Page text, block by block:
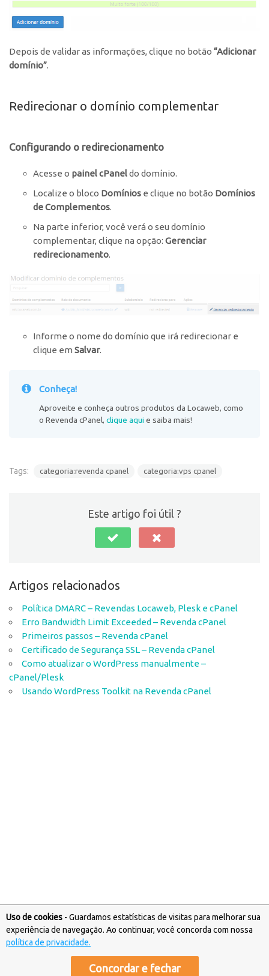
Depois de validar as informações, clique no botão “Adicionar
domínio”.
Redirecionar o domínio complementar
Configurando o redirecionamento
Acesse o painel cPaneldo domínio.
Localize o bloco Domínios e clique no botão Domínios
de Complementos.
Na parte inferior, você verá o seu domínio
complementar, clique na opção: Gerenciar
redirecionamento.
Informe o nome do domínio que irá redirecionar e
clique em Salvar.
Conheça!
Aproveite e conheça outros produtos da Locaweb, como
o Revenda cPanel, clique aqui e saiba mais!
Tags: categoria:revenda cpanel categoria:vps cpanel
Este artigo foi útil ?
Artigos relacionados
Política DMARC – Revendas Locaweb, Plesk e cPanel
Erro Bandwidth Limit Exceeded – Revenda cPanel
Primeiros passos – Revenda cPanel
Certificado de Segurança SSL – Revenda cPanel
Como atualizar o WordPress manualmente –
cPanel/Plesk
Usando WordPress Toolkit na Revenda cPanel
Artigos destinados a Suporte Técnico e Financeiro © Copyright
Locaweb.
Uso de cookies - Guardamos estatísticas de visitas para melhorar sua
experiência de navegação. Ao continuar, você concorda com nossa
política de privacidade.
Concordar e fechar